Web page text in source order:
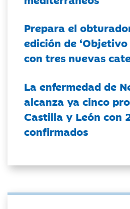
Prepara el
edición de ‘Objetivo
con tres nuevas
La enfermedad de
alcanza ya cinco
Castilla y León con
confirmados